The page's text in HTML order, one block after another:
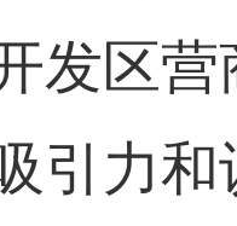
发区
引力